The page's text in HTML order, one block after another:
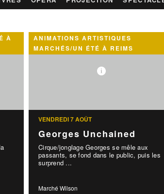
À
ANIMATIONS ARTISTIQUES
MARCHÉS/UN ÉTÉ À REIMS
VENDREDI 7 AOÛT
Georges Unchained
Cirque/jonglage Georges se mêle aux
passants, se fond dans le public, puis les
surprend ...
Marché Wilson